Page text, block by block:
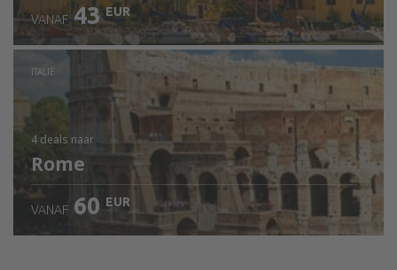
VANAF 43 EUR
ITALIË
4 deals naar
Rome
VANAF 60 EUR